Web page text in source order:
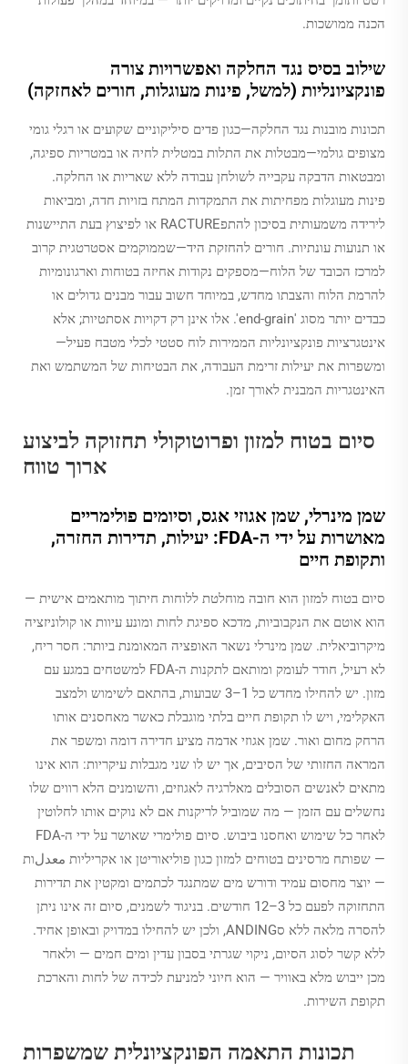
הכנה ממושכות.
שילוב בסיס נגד החלקה ואפשרויות צורה
פונקציונליות (למשל, פינות מעוגלות, חורים לאחזקה)
תכונות מובנות נגד החלקה—כגון פדים סיליקוניים שקועים או רגלי גומי
מצופים גולמי—מבטלות את התלות במטלית לחיה או במטריות ספיגה,
ומבטאות הדבקה עקבייה לשולחן עבודה ללא שאריות או החלקה.
פינות מעוגלות מפחיתות את התמקדות המתח בזויות חדה, ומביאות
לירידה משמעותית בסיכון להתפRACTURE או לפיצוץ בעת התיישנות
או תנועות עונתיות. חורים להחזקת היד—שממוקמים אסטרטגית קרוב
למרכז הכובד של הלוח—מספקים נקודות אחיזה בטוחות וארגונומיות
להרמת הלוח והצבתו מחדש, במיוחד חשוב עבור מבנים גדולים או
כבדים יותר מסוג 'end-grain'. אלו אינן רק דקויות אסתטיות; אלא
אינטגרציות פונקציונליות הממירות לוח סטטי לכלי מטבח פעיל—
ומשפרות את יעילות זרימת העבודה, את הבטיחות של המשתמש ואת
האינטגריות המבנית לאורך זמן.
סיום בטוח למזון ופרוטוקולי תחזוקה לביצוע
ארוך טווח
שמן מינרלי, שמן אגוזי אגס, וסיומים פולימריים
מאושרות על ידי ה-FDA: יעילות, תדירות החזרה,
ותקופת חיים
סיום בטוח למזון הוא חובה מוחלטת ללוחות חיתוך מותאמים אישית —
הוא אוטם את הנקבוביות, מדכא ספיגת לחות ומונע עיוות או קולוניזציה
מיקרוביאלית. שמן מינרלי נשאר האופציה המאומנת ביותר: חסר ריח,
לא רעיל, חודר לעומק ומותאם לתקנות ה-FDA למשטחים במגע עם
מזון. יש להחילו מחדש כל 1–3 שבועות, בהתאם לשימוש ולמצב
האקלימי, ויש לו תקופת חיים בלתי מוגבלת כאשר מאחסנים אותו
הרחק מחום ואור. שמן אגוזי אדמה מציע חדירה דומה ומשפר את
המראה החזותי של הסיבים, אך יש לו שני מגבלות עיקריות: הוא אינו
מתאים לאנשים הסובלים מאלרגיה לאגוזים, והשומנים הלא רווים שלו
נחשלים עם הזמן — מה שמוביל לריקנות אם לא נוקים אותו לחלוטין
לאחר כל שימוש ואחסנו ביבוש. סיום פולימרי שאושר על ידי ה-FDA
— שפותח מרסינים בטוחים למזון כגון פוליאוריטן או אקריליות معدلות
— יוצר מחסום עמיד ודורש מים שמתנגד לכתמים ומקטין את תדירות
התחזוקה לפעם כל 3–12 חודשים. בניגוד לשמנים, סיום זה אינו ניתן
להסרה מלאה ללא סANDING, ולכן יש להחילו במדויק ובאופן אחיד.
ללא קשר לסוג הסיום, ניקוי שגרתי בסבון עדין ומים חמים — ולאחר
מכן ייבוש מלא באוויר — הוא חיוני למניעת לכידה של לחות והארכת
תקופת השירות.
תכונות התאמה הפונקציונלית שמשפרות